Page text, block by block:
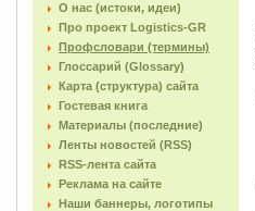
О нас (истоки, идеи)
Про проект Logistics-GR
Профсловари (термины)
Глоссарий (Glossary)
Карта (структура) сайта
Гостевая книга
Материалы (последние)
Ленты новостей (RSS)
RSS-лента сайта
Реклама на сайте
Наши баннеры, логотипы